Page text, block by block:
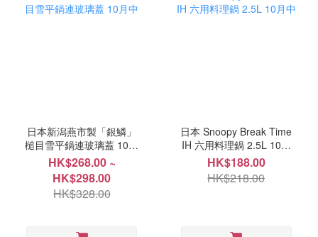
日本新潟燕市製「銀鱗」
槌目雪平鍋連玻璃蓋 10月
中
HK$268.00 ~
HK$298.00
HK$328.00
日本 Snoopy Break Time
IH 六用料理鍋 2.5L 10月
中
HK$188.00
HK$218.00